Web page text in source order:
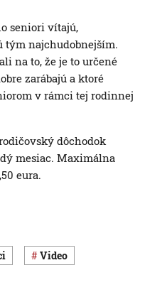
seniori vítajú,
tým najchudobnejším.
na to, že je to určené
zarábajú a ktoré
v rámci tej rodinnej
dôchodok
mesiac. Maximálna
eura.
Video